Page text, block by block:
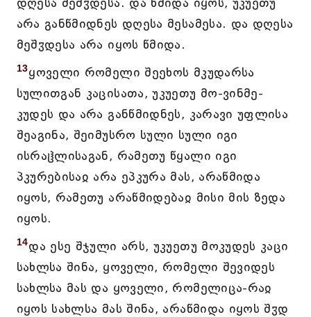
არა განწმიდნეს დღესა მესამესა. და დღესა
მეშჳდესა არა იყოს წმიდა.
13ყოველი რომელი შეეხოს მკუდარსა
სულითგან კაცისათა, უკუეთუ მო-ვინმე-
კუდეს და არა განწმიდნეს, კარავი უფლისა
შეაგინა, შეიმუსრო სული სული იგი
ისრაჱლისაგან, რამეთუ წყალი იგი
პკურებისაჲ არა ეპკურა მას, არაწმიდა
იყოს, რამეთუ არაწმიდებაჲ მისი მის ზედა
იყოს.
14და ესე შჯული არს, უკუეთუ მოკუდეს კაცი
სახლსა შინა, ყოველი, რომელი შევიდეს
სახლსა მას და ყოველი, რომელიცა-რაჲ
იყოს სახლსა მას შინა, არაწმიდა იყოს შჳდ